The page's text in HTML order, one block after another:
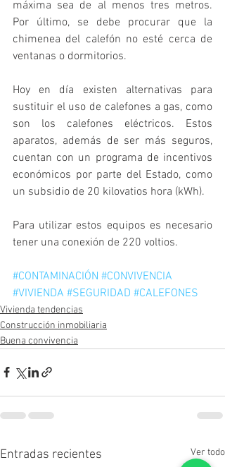
máxima sea de al menos tres metros.
Por último, se debe procurar que la
chimenea del calefón no esté cerca de
ventanas o dormitorios.
Hoy en día existen alternativas para
sustituir el uso de calefones a gas, como
son los calefones eléctricos. Estos
aparatos, además de ser más seguros,
cuentan con un programa de incentivos
económicos por parte del Estado, como
un subsidio de 20 kilovatios hora (kWh).
Para utilizar estos equipos es necesario
tener una conexión de 220 voltios.
#CONTAMINACIÓN #CONVIVENCIA
#VIVIENDA #SEGURIDAD #CALEFONES
Vivienda tendencias
Construcción inmobiliaria
Buena convivencia
Entradas recientes Ver todo